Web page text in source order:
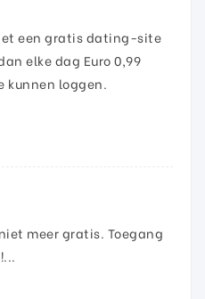
een gratis dating-site
elke dag Euro 0,99
kunnen loggen.
meer gratis. Toegang